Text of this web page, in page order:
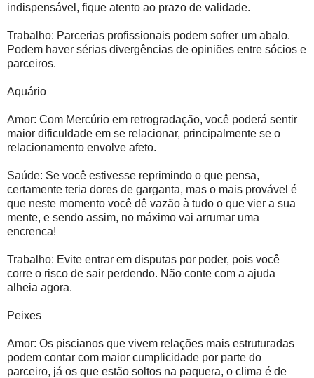
indispensável, fique atento ao prazo de validade.
Trabalho: Parcerias profissionais podem sofrer um abalo.
Podem haver sérias divergências de opiniões entre sócios e
parceiros.
Aquário
Amor: Com Mercúrio em retrogradação, você poderá sentir
maior dificuldade em se relacionar, principalmente se o
relacionamento envolve afeto.
Saúde: Se você estivesse reprimindo o que pensa,
certamente teria dores de garganta, mas o mais provável é
que neste momento você dê vazão à tudo o que vier a sua
mente, e sendo assim, no máximo vai arrumar uma
encrenca!
Trabalho: Evite entrar em disputas por poder, pois você
corre o risco de sair perdendo. Não conte com a ajuda
alheia agora.
Peixes
Amor: Os piscianos que vivem relações mais estruturadas
podem contar com maior cumplicidade por parte do
parceiro, já os que estão soltos na paquera, o clima é de